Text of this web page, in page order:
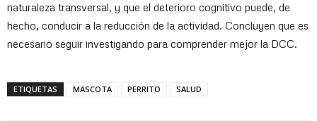
naturaleza transversal, y que el deterioro cognitivo puede, de
hecho, conducir a la reducción de la actividad. Concluyen que es
necesario seguir investigando para comprender mejor la DCC.
ETIQUETAS MASCOTA PERRITO SALUD